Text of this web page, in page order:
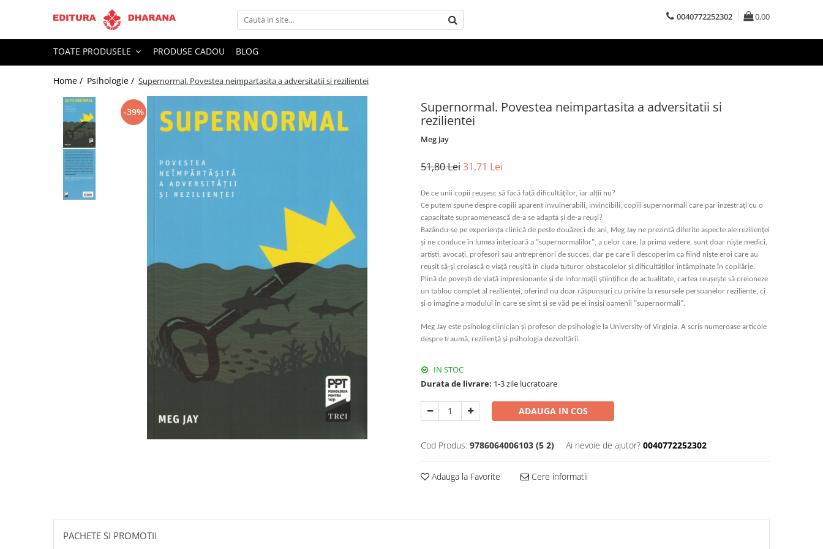
Toate Produsele
CARTI EDITURA DHARANA
OFERTE LA PACHET
Carti cu AUTOGRAF
Dezvoltare personala
0040772252302 0,00
TOATE PRODUSELE PRODUSE CADOU BLOG
Home / Psihologie / Supernormal. Povestea neimpartasita a adversitatii si rezilientei
Supernormal. Povestea neimpartasita a adversitatii si
rezilientei
Meg Jay
-39%
51,80 Lei31,71 Lei
De ce unii copii reușesc să facă față dificultăților, iar alții nu?
Ce putem spune despre copiii aparent invulnerabili, invincibili, copiii supernormali care par înzestrați cu o
capacitate supraomenească de-a se adapta și de-a reuși?
Bazându-se pe experiența clinică de peste douăzeci de ani, Meg Jay ne prezintă diferite aspecte ale rezilienței
și ne conduce în lumea interioară a "supernormalilor", a celor care, la prima vedere, sunt doar niște medici,
artiști, avocați, profesori sau antreprenori de succes, dar pe care îi descoperim ca fiind niște eroi care au
reușit să-și croiască o viață reușită în ciuda tuturor obstacolelor și dificultăților întâmpinate în copilărie.
Plină de povești de viață impresionante și de informații științifice de actualitate, cartea reușește să creioneze
un tablou complet al rezilienței, oferind nu doar răspunsuri cu privire la resursele persoanelor reziliente, ci
și o imagine a modului în care se simt și se văd pe ei înșiși oamenii "supernormali".
Meg Jay este psiholog clinician și profesor de psihologie la University of Virginia. A scris numeroase articole
despre traumă, reziliență și psihologia dezvoltării.
IN STOC
Durata de livrare: 1-3 zile lucratoare
ADAUGA IN COS
Cod Produs: 9786064006103 (5 2) Ai nevoie de ajutor? 0040772252302
Adauga la Favorite Cere informatii
PACHETE SI PROMOTII